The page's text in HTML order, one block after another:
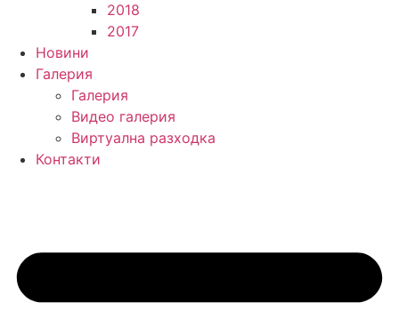
2018
2017
Новини
Галерия
Галерия
Видео галерия
Виртуална разходка
Контакти